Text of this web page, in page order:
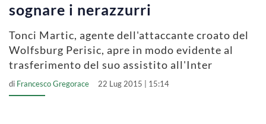
sognare i nerazzurri
Tonci Martic, agente dell'attaccante croato del
Wolfsburg Perisic, apre in modo evidente al
trasferimento del suo assistito all'Inter
di Francesco Gregorace 22 Lug 2015 | 15:14